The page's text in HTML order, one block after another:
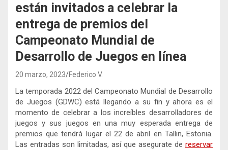
están invitados a celebrar la
entrega de premios del
Campeonato Mundial de
Desarrollo de Juegos en línea
20 marzo, 2023 Federico V.
La temporada 2022 del Campeonato Mundial de Desarrollo
de Juegos (GDWC) está llegando a su fin y ahora es el
momento de celebrar a los increíbles desarrolladores de
juegos y sus juegos en una muy esperada entrega de
premios que tendrá lugar el 22 de abril en Tallin, Estonia.
Las entradas son limitadas, así que asegurate de reservar